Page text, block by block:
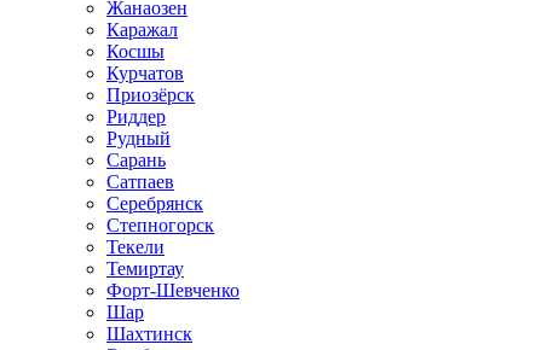
Жанаозен
Каражал
Косшы
Курчатов
Приозёрск
Риддер
Рудный
Сарань
Сатпаев
Серебрянск
Степногорск
Текели
Темиртау
Форт-Шевченко
Шар
Шахтинск